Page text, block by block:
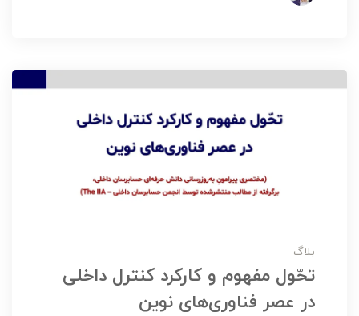
بلاگ
تحّول مفهوم و کارکرد کنترل‌ داخلی
در عصر فناوری‌های نوین